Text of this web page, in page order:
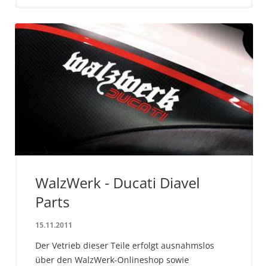
WalzWerk - Ducati Diavel
Parts
15.11.2011
Der Vetrieb dieser Teile erfolgt ausnahmslos
über den WalzWerk-Onlineshop sowie